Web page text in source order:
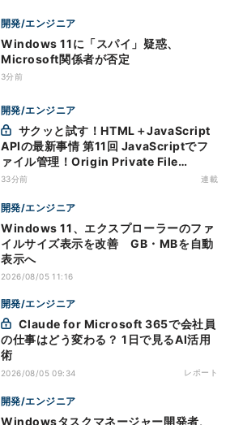
開発/エンジニア
Windows 11に「スパイ」疑惑、
Microsoft関係者が否定
3分前
開発/エンジニア
APIの最新事情 第11回 JavaScriptでフ
ァイル管理！Origin Private File
Systemを活用する
33分前 連載
開発/エンジニア
Windows 11、エクスプローラーのファ
イルサイズ表示を改善 GB・MBを自動
表示へ
2026/08/05 11:16
開発/エンジニア
の仕事はどう変わる？ 1日で見るAI活用
術
2026/08/05 09:34 レポート
開発/エンジニア
Windowsタスクマネージャー開発者、